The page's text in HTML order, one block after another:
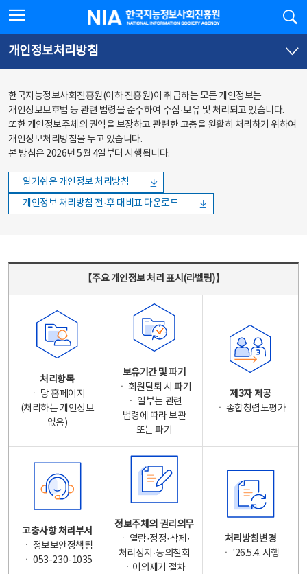
바로가기
바로가기
한국지능정보사회진흥원
개인정보처리방침
한국지능정보사회진흥원(이하 진흥원)이 취급하는 모든 개인정보는
개인정보보호법 등 관련 법령을 준수하여 수집·보유 및 처리되고 있습니다.
또한 개인정보주체의 권익을 보장하고 관련한 고충을 원활히 처리하기 위하여
개인정보처리방침을 두고 있습니다.
본 방침은 2026년 5월 4일부터 시행됩니다.
알기쉬운 개인정보 처리방침
개인정보 처리방침 전·후 대비표 다운로드
【주요 개인정보 처리 표시(라벨링)】
처리항목
ㆍ 당 홈페이지
(처리하는 개인정보
없음)
보유기간 및 파기
ㆍ 회원탈퇴 시 파기
ㆍ 일부는 관련
법령에 따라 보관
또는 파기
제3자 제공
ㆍ 종합청렴도평가
고충사항 처리부서
ㆍ 정보보안정책팀
ㆍ 053-230-1035
정보주체의 권리의무
ㆍ 열람·정정·삭제·
처리정지·동의철회
ㆍ이의제기 절차
처리방침변경
ㆍ '26.5.4. 시행